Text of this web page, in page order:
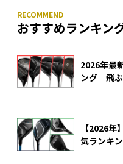
おすすめランキン
2026年最
ング｜飛
【2026
気ランキ